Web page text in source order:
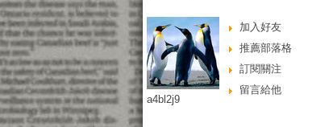
加入好友
推薦部落格
訂閱關注
留言給他
a4bl2j9